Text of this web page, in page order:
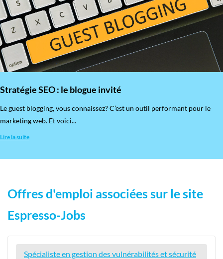
Stratégie SEO : le blogue invité
​Le guest blogging, vous connaissez? C’est un outil performant pour le
marketing web. Et voici...
Lire la suite
Offres d'emploi associées sur le site
Espresso-Jobs
Spécialiste en gestion des vulnérabilités et sécurité